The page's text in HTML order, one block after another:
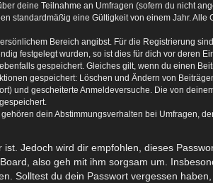
deine Teilnahme an Umfragen (sofern du nicht
standardmäßig eine Gültigkeit von einem Jahr. Alle
Bereich angibst. Für die Registrierung
festgelegt wurden, so ist dies für dich vor deren
gespeichert. Gleiches gilt, wenn du einen
gespeichert: Löschen und Ändern von
und gescheiterte Anmeldeversuche. Die von
dein Abstimmungsverhalten bei Umfragen,
Jedoch wird dir empfohlen, dieses
also geh mit ihm sorgsam um.
Solltest du dein Passwort vergessen